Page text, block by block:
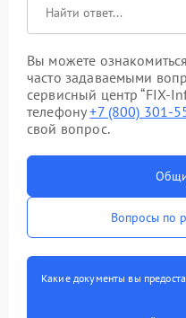
Вы можете
часто задаваемыми
сервисный центр “FIX-
телефону+7 (800) 301-
свой вопрос.
Вопросы по
Какие документы вы